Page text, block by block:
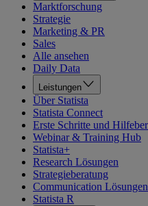
Marktforschung
Strategie
Marketing & PR
Sales
Alle ansehen
Daily Data
Leistungen
Über Statista
Statista Connect
Erste Schritte und
Webinar & Training Hub
Statista+
Research Lösungen
Strategieberatung
Communication Lösungen
Statista R